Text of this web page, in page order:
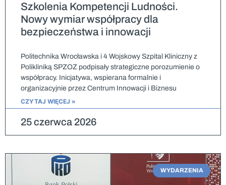
Szkolenia Kompetencji Ludności.
Nowy wymiar współpracy dla
bezpieczeństwa i innowacji
Politechnika Wrocławska i 4 Wojskowy Szpital Kliniczny z
Polikliniką SPZOZ podpisały strategiczne porozumienie o
współpracy. Inicjatywa, wspierana formalnie i
organizacyjnie przez Centrum Innowacji i Biznesu
CZYTAJ WIĘCEJ »
25 czerwca 2026
WYDARZENIA